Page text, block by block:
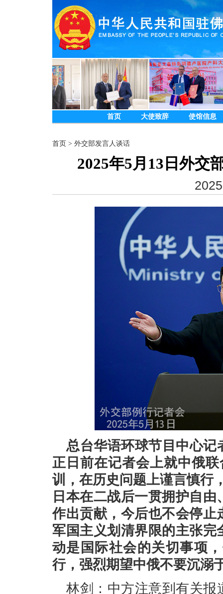
首页 大使致辞 使馆信息
首页 > 外交部发言人谈话
2025年5月13日外交
总台华语环球节目中心记
正日前在记者会上就中俄
训，在历史问题上谨言慎行
日本在二战后一贯拥护自
作出贡献，今后也不会停
军国主义划清界限的主张
动是国际社会的关切事项
行，强烈期望中俄不要沉溺
林剑：中方注意到有关报